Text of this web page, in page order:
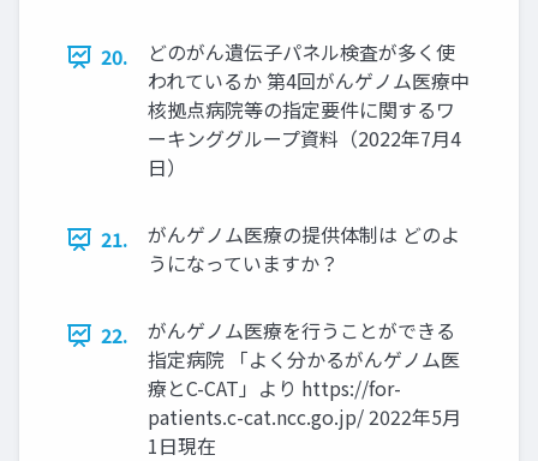
20.
どのがん遺伝子パネル検査が多く使
われているか 第4回がんゲノム医療中
核拠点病院等の指定要件に関するワ
ーキンググループ資料（2022年7月4
日）
21.
がんゲノム医療の提供体制は どのよ
うになっていますか？
22.
がんゲノム医療を行うことができる
指定病院 「よく分かるがんゲノム医
療とC-CAT」より https://for-
patients.c-cat.ncc.go.jp/ 2022年5月
1日現在